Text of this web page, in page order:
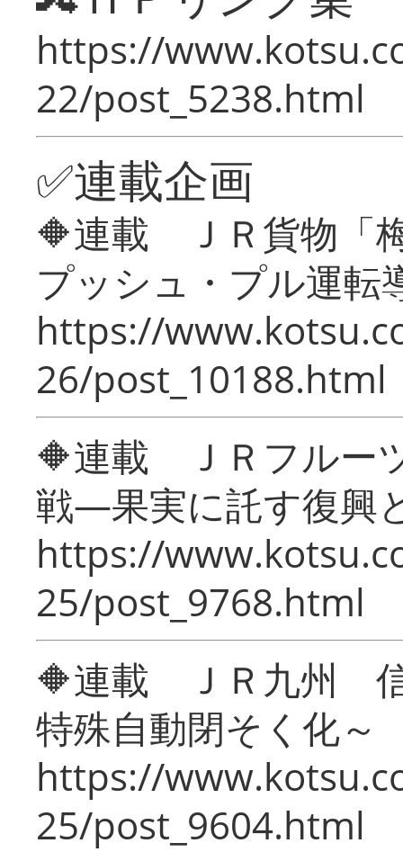
https://
22/post_5238.html
✅連載企画
🔶連載 ＪＲ貨物「
プッシュ・プル運転
https://
26/post_10188.html
🔶連載 ＪＲフルー
戦―果実に託す復興
https://
25/post_9768.html
🔶連載 ＪＲ九州 信
特殊自動閉そく化～
https://
25/post_9604.html